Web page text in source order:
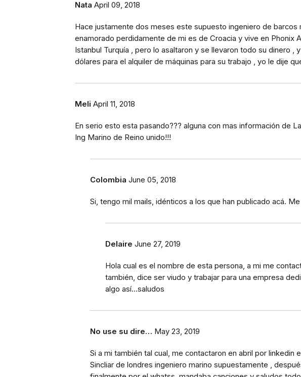
Nata April 09, 2018
Hace justamente dos meses este supuesto ingeniero de barcos
enamorado perdidamente de mi es de Croacia y vive en Phonix
Istanbul Turquía , pero lo asaltaron y se llevaron todo su dinero ,
dólares para el alquiler de máquinas para su trabajo , yo le dije
Meli April 11, 2018
En serio esto esta pasando??? alguna con mas información de
Ing Marino de Reino unido!!!
Colombia June 05, 2018
Si, tengo mil mails, idénticos a los que han publicado acá.
Delaire June 27, 2019
Hola cual es el nombre de esta persona, a mi me
también, dice ser viudo y trabajar para una empresa
algo así...saludos
No use su dire… May 23, 2019
Si a mi también tal cual, me contactaron en abril por linkedin
Sincliar de londres ingeniero marino supuestamente ,